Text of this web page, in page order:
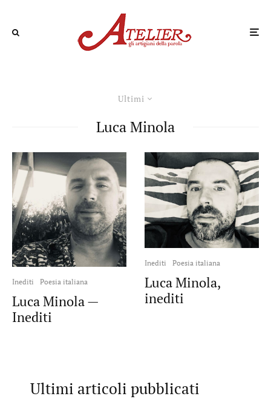
Ultimi
Luca Minola
Inediti Poesia italiana
Luca Minola —
Inediti
Inediti Poesia italiana
Luca Minola,
inediti
Ultimi articoli pubblicati